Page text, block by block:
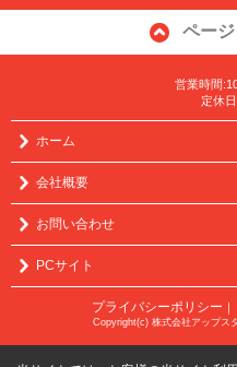
ペー
営業時間
定休
ホーム
会社概要
お問い合わせ
PCサイト
プライバシーポリシー
Copyright(c) 株式会社アップス